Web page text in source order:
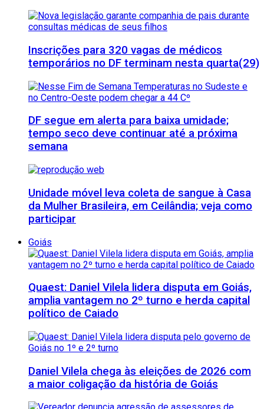
Inscrições para 320 vagas de médicos
temporários no DF terminam nesta quarta(29)
DF segue em alerta para baixa umidade;
tempo seco deve continuar até a próxima
semana
Unidade móvel leva coleta de sangue à Casa
da Mulher Brasileira, em Ceilândia; veja como
participar
Goiás
Quaest: Daniel Vilela lidera disputa em Goiás,
amplia vantagem no 2º turno e herda capital
político de Caiado
Daniel Vilela chega às eleições de 2026 com
a maior coligação da história de Goiás